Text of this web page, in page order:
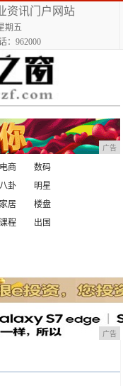
资讯门户网站
期五
：962000
广告
电商
数码
八卦
明星
家居
楼盘
课程
出国
广告